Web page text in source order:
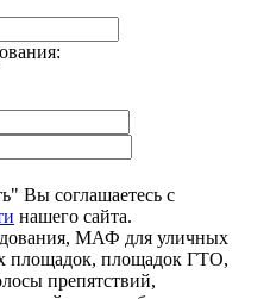
Вы соглашаетесь с
нашего сайта.
МАФ для уличных
площадок, площадок ГТО,
препятствий,